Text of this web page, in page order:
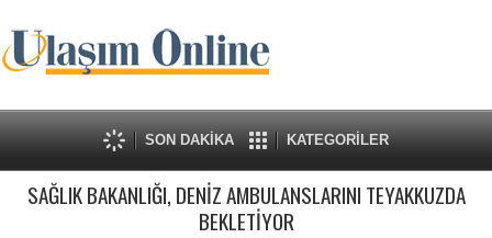
SON DAKİKA KATEGORİLER
SAĞLIK BAKANLIĞI, DENİZ AMBULANSLARINI TEYAKKUZDA
BEKLETİYOR